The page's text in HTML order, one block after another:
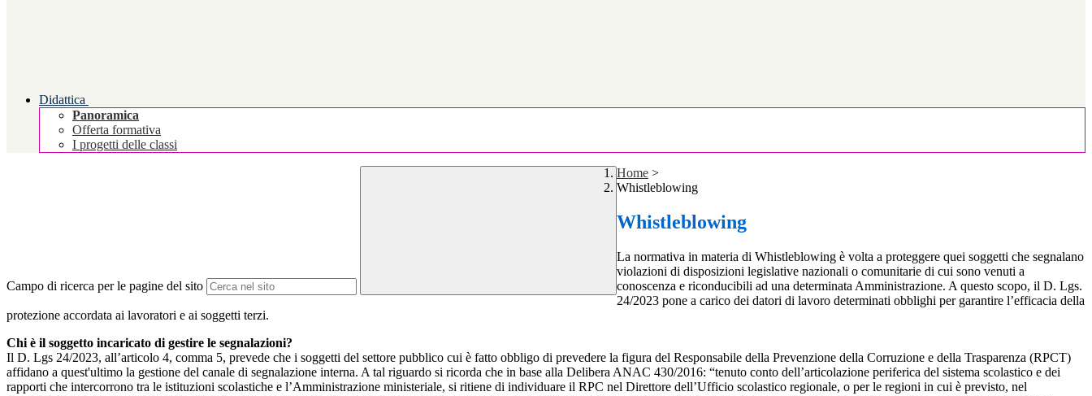
Didattica
Panoramica
Offerta formativa
I progetti delle classi
Campo di ricerca per le pagine del sito
Home >
Whistleblowing
Whistleblowing
La normativa in materia di Whistleblowing è volta a proteggere quei soggetti che segnalano
violazioni di disposizioni legislative nazionali o comunitarie di cui sono venuti a
conoscenza e riconducibili ad una determinata Amministrazione. A questo scopo, il D. Lgs.
24/2023 pone a carico dei datori di lavoro determinati obblighi per garantire l’efficacia della
protezione accordata ai lavoratori e ai soggetti terzi.
Chi è il soggetto incaricato di gestire le segnalazioni?
Il D. Lgs 24/2023, all’articolo 4, comma 5, prevede che i soggetti del settore pubblico cui è fatto obbligo di prevedere la figura del Responsabile della Prevenzione della Corruzione e della Trasparenza (RPCT)
affidano a quest'ultimo la gestione del canale di segnalazione interna. A tal riguardo si ricorda che in base alla Delibera ANAC 430/2016: “tenuto conto dell’articolazione periferica del sistema scolastico e dei
rapporti che intercorrono tra le istituzioni scolastiche e l’Amministrazione ministeriale, si ritiene di individuare il RPC nel Direttore dell’Ufficio scolastico regionale, o per le regioni in cui è previsto, nel